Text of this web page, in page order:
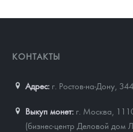
КОНТАКТЫ
Адрес: г. Ростов-на-Дону,
Выкуп монет: г. Москва,
(бизнес-центр Деловой